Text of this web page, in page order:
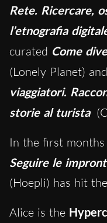
Rete. Ricercare,
l’etnografia
curated Come
(Lonely Planet)
viaggiatori.
storie al turista
In the first
Seguire le
(Hoepli) has hit
Alice is the